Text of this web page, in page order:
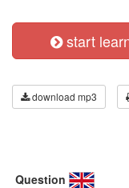
start
download mp3
Question